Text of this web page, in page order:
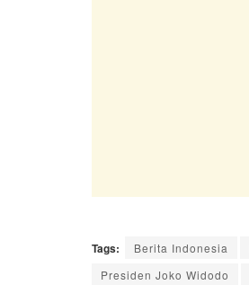
Tags: Berita Indonesia
Presiden Joko Widodo